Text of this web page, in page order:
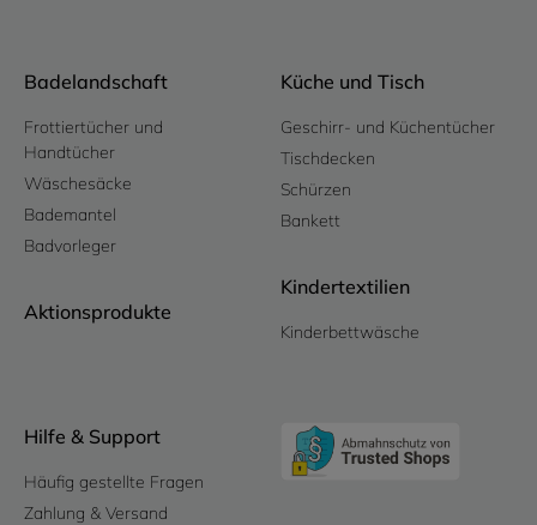
Badelandschaft
Frottiertücher und
Handtücher
Wäschesäcke
Bademantel
Badvorleger
Aktionsprodukte
Küche und Tisch
Geschirr- und Küchentücher
Tischdecken
Schürzen
Bankett
Kindertextilien
Kinderbettwäsche
Hilfe & Support
Häufig gestellte Fragen
Zahlung & Versand